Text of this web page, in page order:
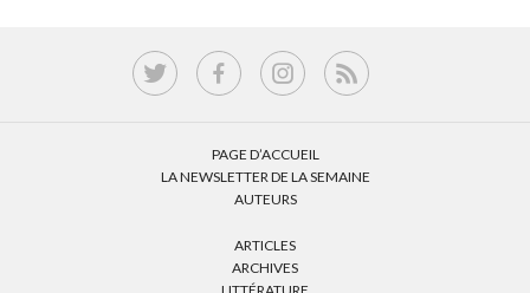
PAGE D’ACCUEIL
LA NEWSLETTER DE LA SEMAINE
AUTEURS
ARTICLES
ARCHIVES